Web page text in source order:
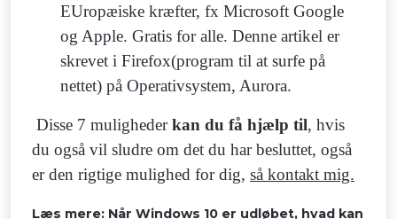
EUropæiske kræfter, fx Microsoft Google
og Apple. Gratis for alle. Denne artikel er
skrevet i Firefox(program til at surfe på
nettet) på Operativsystem, Aurora.
Disse 7 mulighederkan du få hjælp til, hvis
du også vil sludre om det du har besluttet, også
er den rigtige mulighed for dig, så kontakt mig.
Læs mere: Når Windows 10 er udløbet, hvad kan